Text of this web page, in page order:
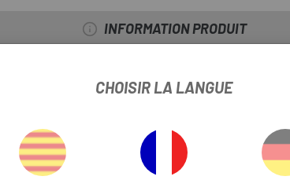
INFORMATION PRODUIT
nécessaire pour raccourcir la conduite de
XT
CHOISIR LA LANGUE